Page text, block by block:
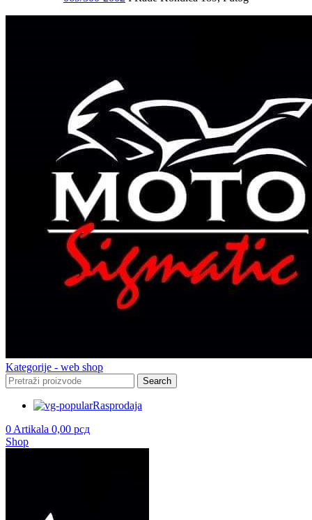
Kategorije - web shop
Search
Rasprodaja
0 Artikala 0,00 рсд
Shop